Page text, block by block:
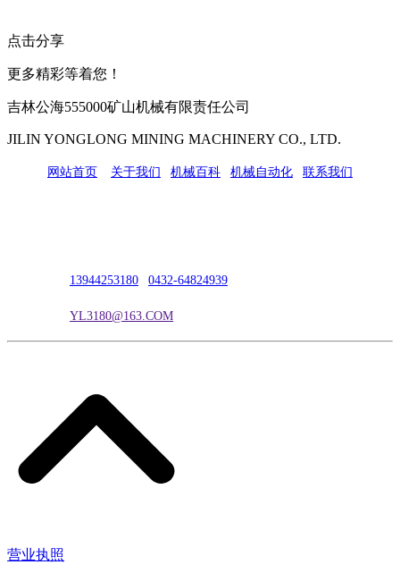
点击分享
更多精彩等着您！
吉林公海555000矿山机械有限责任公司
JILIN YONGLONG MINING MACHINERY CO., LTD.
网站首页 关于我们 机械百科 机械自动化 联系我们
13944253180 0432-64824939
YL3180@163.COM
营业执照